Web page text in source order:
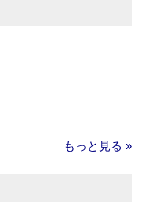
もっと見る »